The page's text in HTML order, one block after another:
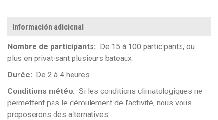
Información adicional
Nombre de participants
De 15 à 100 participants, ou
plus en privatisant plusieurs bateaux
Durée
De 2 à 4 heures
Conditions météo
Si les conditions climatologiques ne
permettent pas le déroulement de l’activité, nous vous
proposerons des alternatives.